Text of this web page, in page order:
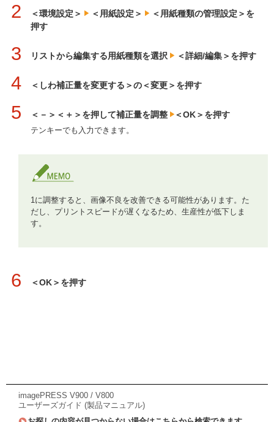
2 ＜環境設定＞ ＜用紙設定＞
＜用紙種類の管理設定＞を
押す
3 リストから編集する用紙種類を選択 ＜詳細/編集＞を押す
4 ＜しわ補正量を変更する＞の＜変更＞を押す
5 ＜－＞＜＋＞を押して補正量を調整 ＜OK＞を押す
テンキーでも入力できます。
1に調整すると、画像不良を改善できる可能性があります。た
だし、プリントスピードが遅くなるため、生産性が低下しま
す。
6 ＜OK＞を押す
imagePRESS V900 / V800
ユーザーズガイド (製品マニュアル)